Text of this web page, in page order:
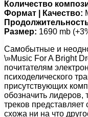
Количество
Формат | Качество:
Размер: 1690 mb
Самобытные и
\»Music For A Bright
почитателям
психоделического
присутствующих
обозначить лидеров,
треков
схожа ни на что